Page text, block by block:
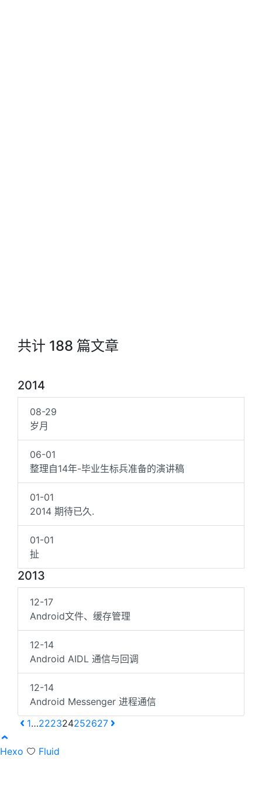
共计 188 篇文章
2014
08-29
岁月
06-01
整理自14年-毕业生标兵准备的演讲稿
01-01
2014 期待已久.
01-01
扯
2013
12-17
Android文件、缓存管理
12-14
Android AIDL 通信与回调
12-14
Android Messenger 进程通信
1…222324252627
Hexo Fluid